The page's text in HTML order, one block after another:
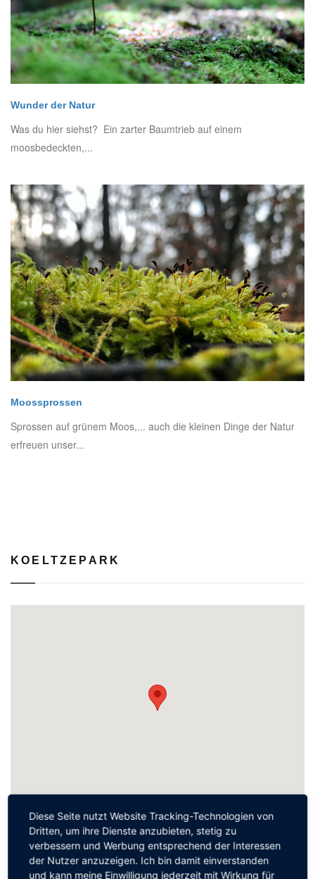
Wunder der Natur
Was du hier siehst? Ein zarter Baumtrieb auf einem
moosbedeckten,...
Moossprossen
Sprossen auf grünem Moos,... auch die kleinen Dinge der Natur
erfreuen unser...
KOELTZEPARK
MEISTGELESEN
Diese Seite nutzt Website Tracking-Technologien von
Dritten, um ihre Dienste anzubieten, stetig zu
verbessern und Werbung entsprechend der Interessen
der Nutzer anzuzeigen. Ich bin damit einverstanden
und kann meine Einwilligung jederzeit mit Wirkung für